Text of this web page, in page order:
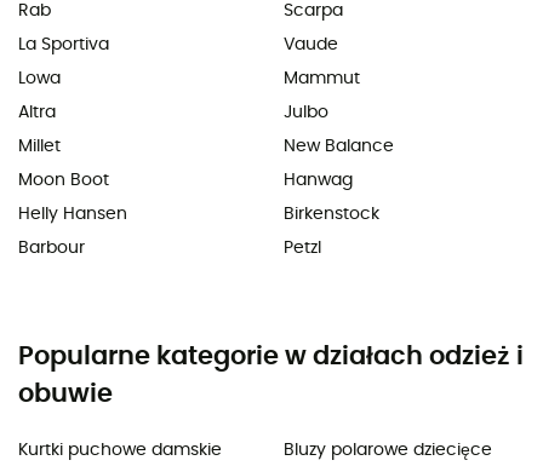
Rab
La Sportiva
Lowa
Altra
Millet
Moon Boot
Helly Hansen
Barbour
Scarpa
Vaude
Mammut
Julbo
New Balance
Hanwag
Birkenstock
Petzl
Popularne kategorie w działach odzież i
obuwie
Kurtki puchowe damskie
Bluzy polarowe dziecięce